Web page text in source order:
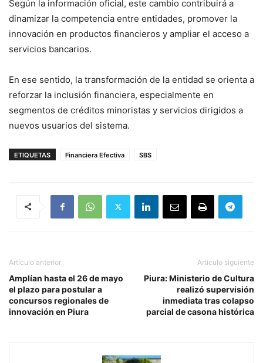
Según la información oficial, este cambio contribuirá a
dinamizar la competencia entre entidades, promover la
innovación en productos financieros y ampliar el acceso a
servicios bancarios.
En ese sentido, la transformación de la entidad se orienta a
reforzar la inclusión financiera, especialmente en
segmentos de créditos minoristas y servicios dirigidos a
nuevos usuarios del sistema.
ETIQUETAS Financiera Efectiva SBS
Artículo anterior
Amplían hasta el 26 de mayo
el plazo para postular a
concursos regionales de
innovación en Piura
Artículo siguiente
Piura: Ministerio de Cultura
realizó supervisión
inmediata tras colapso
parcial de casona histórica